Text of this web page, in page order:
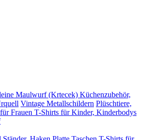
Maulwurf (Krtecek) Küchenzubehör,
Vintage Metallschildern Plüschtiere,
Frauen T-Shirts für Kinder, Kinderbodys